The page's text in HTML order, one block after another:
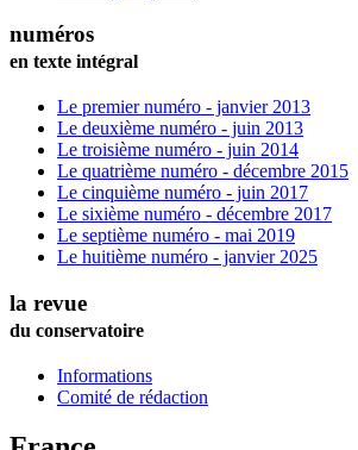
numéros
en texte intégral
Le premier numéro - janvier 2013
Le deuxième numéro - juin 2013
Le troisième numéro - juin 2014
Le quatrième numéro - décembre 2015
Le cinquième numéro - juin 2017
Le sixième numéro - décembre 2017
Le septième numéro - mai 2019
Le huitième numéro - janvier 2025
la revue
du conservatoire
Informations
Comité de rédaction